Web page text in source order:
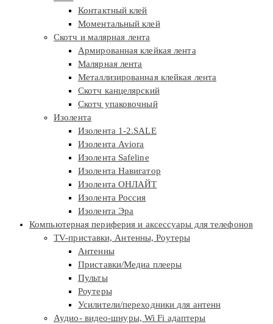
Контактный клей
Моментальный клей
Скотч и малярная лента
Армированная клейкая лента
Малярная лента
Металлизированная клейкая лента
Скотч канцелярский
Скотч упаковочный
Изолента
Изолента 1-2.SALE
Изолента Aviora
Изолента Safeline
Изолента Навигатор
Изолента ОНЛАЙТ
Изолента Россия
Изолента Эра
Компьютерная периферия и аксессуары для телефонов
TV-приставки, Антенны, Роутеры
Антенны
Приставки/Медиа плееры
Пульты
Роутеры
Усилители/переходники для антенн
Аудио- видео-шнуры, Wi Fi адаптеры